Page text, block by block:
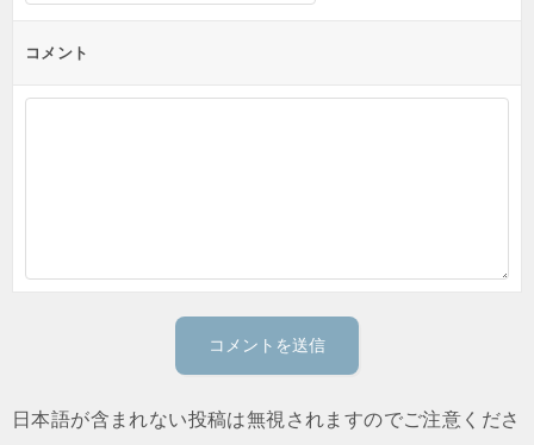
コメント
日本語が含まれない投稿は無視されますのでご注意くださ